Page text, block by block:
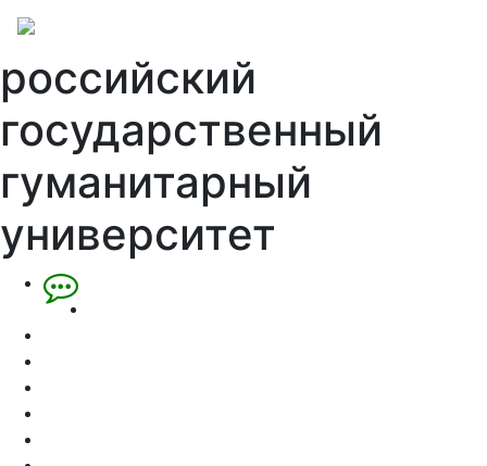
российский
государственный
гуманитарный
университет